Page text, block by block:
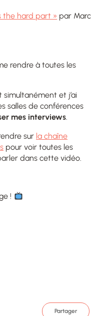
the hard part » par Marc
rendre à toutes les
et j’ai
salles de conférences
mes interviews.
sur la chaîne
pour voir toutes les
dans cette vidéo.
!
Partager